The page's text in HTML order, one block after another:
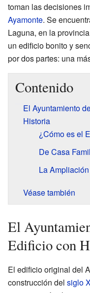
toman las decisiones
Ayamonte. Se
Laguna, en la
un edificio bonito y
por dos partes: una
Contenido
El Ayuntamiento
Historia
¿Cómo es el
De Casa
La
Véase también
El
Edificio con
El edificio original del
construcción del siglo